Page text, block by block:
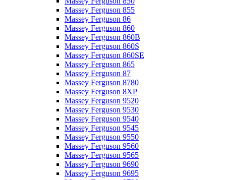
Massey Ferguson 855
Massey Ferguson 86
Massey Ferguson 860
Massey Ferguson 860B
Massey Ferguson 860S
Massey Ferguson 860SE
Massey Ferguson 865
Massey Ferguson 87
Massey Ferguson 8780
Massey Ferguson 8XP
Massey Ferguson 9520
Massey Ferguson 9530
Massey Ferguson 9540
Massey Ferguson 9545
Massey Ferguson 9550
Massey Ferguson 9560
Massey Ferguson 9565
Massey Ferguson 9690
Massey Ferguson 9695